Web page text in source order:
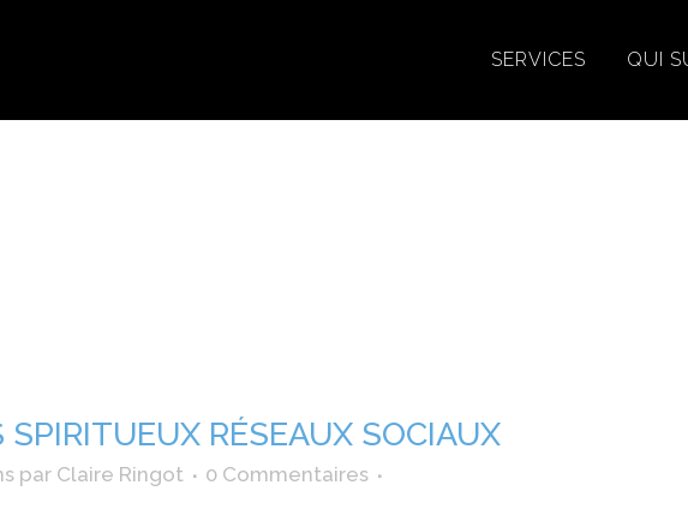
SERVICES QUI
SPIRITUEUX RÉSEAUX SOCIAUX
par Claire Ringot 0 Commentaires